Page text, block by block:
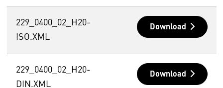
229_0400_02_H20-
ISO.XML
Download
229_0400_02_H20-
DIN.XML
Download